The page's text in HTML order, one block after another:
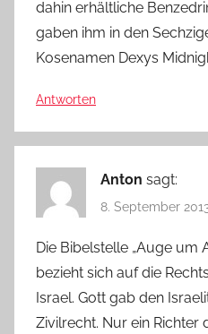
dahin erhältliche
gaben ihm in den
Kosenamen Dexys
Antworten
Anton sagt:
8. September
Die Bibelstelle „Auge um
bezieht sich auf die
Israel. Gott gab den
Zivilrecht. Nur ein Richter